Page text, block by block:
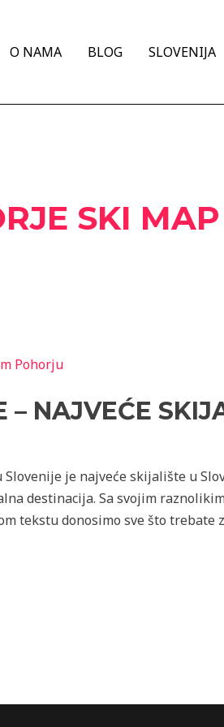
O NAMA BLOG SLOVENIJA
SKI MAP
– NAJVEĆE
je najveće skijalište u
destinacija. Sa svojim
tekstu donosimo sve što